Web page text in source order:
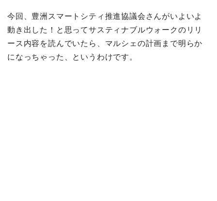
今回、豊洲スマートシティ推進協議会さんがいよいよ
動き出した！と思ってサスティナブルウォークのリリ
ース内容を読んでいたら、マルシェの計画まで明らか
になっちゃった、というわけです。